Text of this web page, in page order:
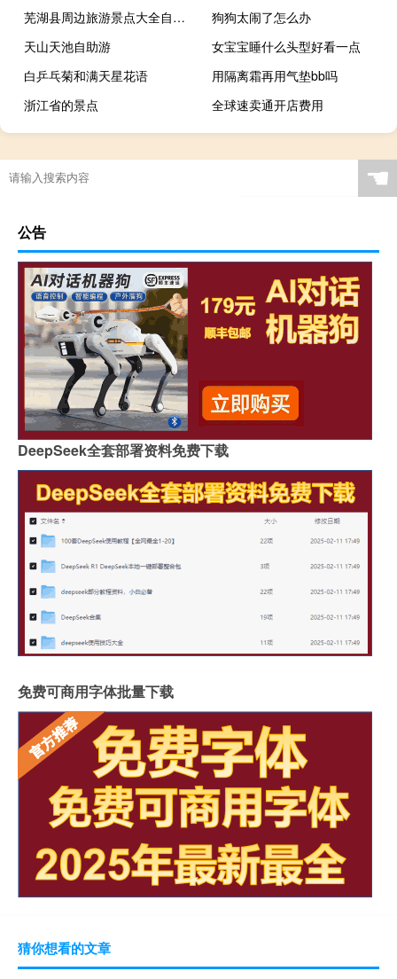
芜湖县周边旅游景点大全自驾游
狗狗太闹了怎么办
天山天池自助游
女宝宝睡什么头型好看一点
白乒乓菊和满天星花语
用隔离霜再用气垫bb吗
浙江省的景点
全球速卖通开店费用
☚
公告
DeepSeek全套部署资料免费下载
免费可商用字体批量下载
猜你想看的文章